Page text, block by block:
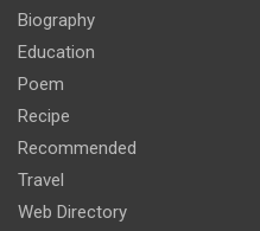
Biography
Education
Poem
Recipe
Recommended
Travel
Web Directory